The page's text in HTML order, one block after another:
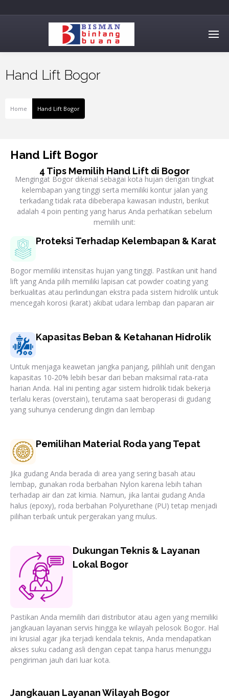
Hand Lift Bogor
Home Hand Lift Bogor
Hand Lift Bogor
4 Tips Memilih Hand Lift di Bogor
Mengingat Bogor dikenal sebagai kota hujan dengan tingkat
kelembapan yang tinggi serta memiliki kontur jalan yang
terkadang tidak rata dibeberapa kawasan industri, berikut
adalah 4 poin penting yang harus Anda perhatikan sebelum
memilih unit:
Proteksi Terhadap Kelembapan & Karat
Bogor memiliki intensitas hujan yang tinggi. Pastikan unit hand
lift yang Anda pilih memiliki lapisan cat powder coating yang
berkualitas atau perlindungan ekstra pada sistem hidrolik untuk
mencegah korosi (karat) akibat udara lembap dan paparan air
Kapasitas Beban & Ketahanan Hidrolik
Untuk menjaga keawetan jangka panjang, pilihlah unit dengan
kapasitas 10-20% lebih besar dari beban maksimal rata-rata
harian Anda. Hal ini penting agar sistem hidrolik tidak bekerja
terlalu keras (overstain), terutama saat beroperasi di gudang
yang suhunya cenderung dingin dan lembap
Pemilihan Material Roda yang Tepat
Jika gudang Anda berada di area yang sering basah atau
lembap, gunakan roda berbahan Nylon karena lebih tahan
terhadap air dan zat kimia. Namun, jika lantai gudang Anda
halus (epoxy), roda berbahan Polyurethane (PU) tetap menjadi
pilihan terbaik untuk pergerakan yang mulus.
Dukungan Teknis & Layanan
Lokal Bogor
Pastikan Anda memilih dari distributor atau agen yang memiliki
jangkauan layanan servis hingga ke wilayah pelosok Bogor. Hal
ini krusial agar jika terjadi kendala teknis, Anda mendapatkan
akses suku cadang asli dengan cepat tanpa harus menunggu
pengiriman jauh dari luar kota.
Jangkauan Layanan Wilayah Bogor